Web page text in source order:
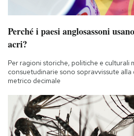
Perché i paesi anglosassoni
acri?
Per ragioni storiche, politiche e culturali
consuetudinarie sono sopravvissute alla
metrico decimale